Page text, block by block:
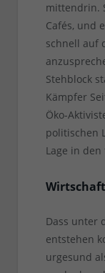
mittendrin.
Cafés, und
schnell auf
Stehblock
Kämpfer
Öko-
politischen
Lage in
Dass unter
entstehen
urgesund